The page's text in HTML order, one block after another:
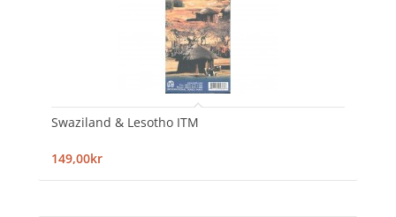
Swaziland & Lesotho ITM
149,00kr